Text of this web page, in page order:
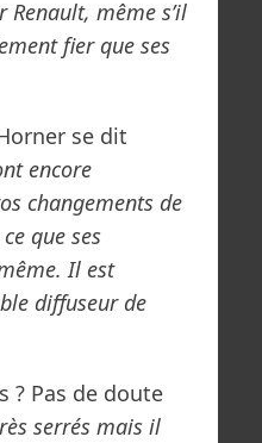
même s’il
fier que ses
se dit
encore
changements de
que ses
Il est
diffuseur de
? Pas de doute
serrés mais il